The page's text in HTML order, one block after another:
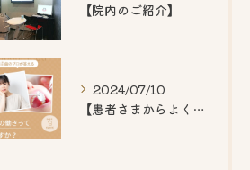
【院内のご紹介】
2024/07/10
【患者さまからよくいただくご質問】